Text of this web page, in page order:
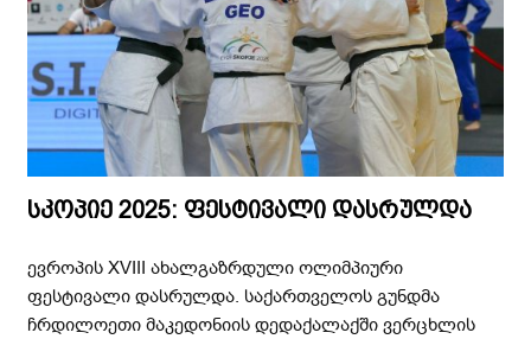
სკოპიე 2025: ფესტივალი დასრულდა
ევროპის XVIII ახალგაზრდული ოლიმპიური
ფესტივალი დასრულდა. საქართველოს გუნდმა
ჩრდილოეთი მაკედონიის დედაქალაქში ვერცხლის